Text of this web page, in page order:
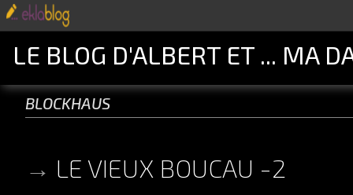
LE BLOG D'ALBERT ET ... MA
blockhaus
LE VIEUX BOUCAU -2